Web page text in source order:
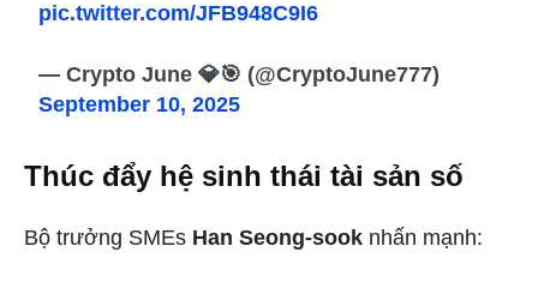
pic.twitter.com/JFB948C9I6
— Crypto June 💎🎯 (@CryptoJune777)
September 10, 2025
Thúc đẩy hệ sinh thái tài sản số
Bộ trưởng SMEs Han Seong-sook nhấn mạnh: